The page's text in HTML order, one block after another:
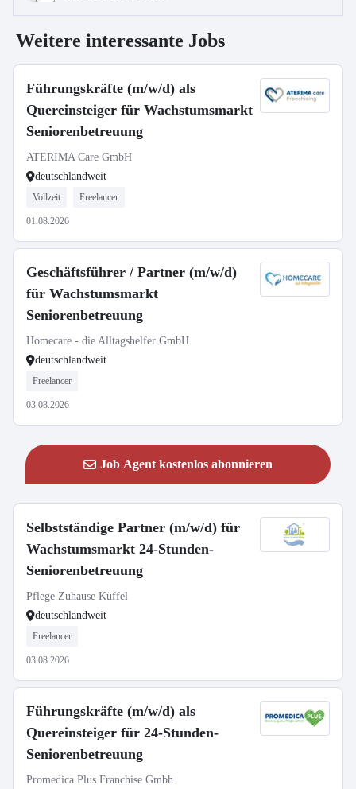
Weitere interessante Jobs
Führungskräfte (m/w/d) als
Quereinsteiger für Wachstumsmarkt
Seniorenbetreuung
ATERIMA Care GmbH
deutschlandweit
Vollzeit Freelancer
01.08.2026
Geschäftsführer / Partner (m/w/d)
für Wachstumsmarkt
Seniorenbetreuung
Homecare - die Alltagshelfer GmbH
deutschlandweit
Freelancer
03.08.2026
Job Agent kostenlos abonnieren
Selbstständige Partner (m/w/d) für
Wachstumsmarkt 24-Stunden-
Seniorenbetreuung
Pflege Zuhause Küffel
deutschlandweit
Freelancer
03.08.2026
Führungskräfte (m/w/d) als
Quereinsteiger für 24-Stunden-
Seniorenbetreuung
Promedica Plus Franchise Gmbh